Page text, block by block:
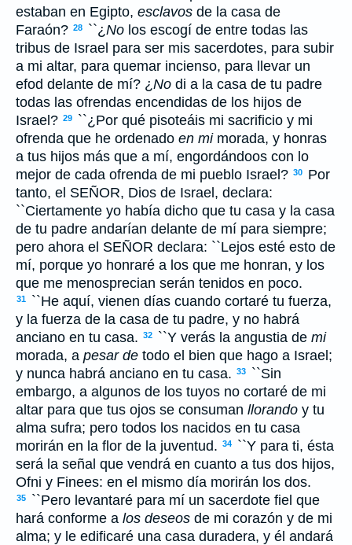
estaban en Egipto, esclavos de la casa de
Faraón? 28 ``¿No los escogí de entre todas las
tribus de Israel para ser mis sacerdotes, para subir
a mi altar, para quemar incienso, para llevar un
efod delante de mí? ¿No di a la casa de tu padre
todas las ofrendas encendidas de los hijos de
Israel? 29
``¿Por qué pisoteáis mi sacrificio y mi
ofrenda que he ordenado en mimorada, y honras
a tus hijos más que a mí, engordándoos con lo
mejor de cada ofrenda de mi pueblo Israel? 30
Por
tanto, el SEÑOR, Dios de Israel, declara:
``Ciertamente yo había dicho que tu casa y la casa
de tu padre andarían delante de mí para siempre;
pero ahora el SEÑOR declara: ``Lejos esté esto de
mí, porque yo honraré a los que me honran, y los
que me menosprecian serán tenidos en poco.
31
``He aquí, vienen días cuando cortaré tu fuerza,
y la fuerza de la casa de tu padre, y no habrá
anciano en tu casa. 32 ``Y verás la angustia de mi
morada, a pesar de todo el bien que hago a Israel;
y nunca habrá anciano en tu casa. 33
``Sin
embargo, a algunos de los tuyos no cortaré de mi
altar para que tus ojos se consuman llorando y tu
alma sufra; pero todos los nacidos en tu casa
morirán en la flor de la juventud. 34
``Y para ti, ésta
será la señal que vendrá en cuanto a tus dos hijos,
Ofni y Finees: en el mismo día morirán los dos.
35
``Pero levantaré para mí un sacerdote fiel que
hará conforme a los deseos de mi corazón y de mi
alma; y le edificaré una casa duradera, y él andará